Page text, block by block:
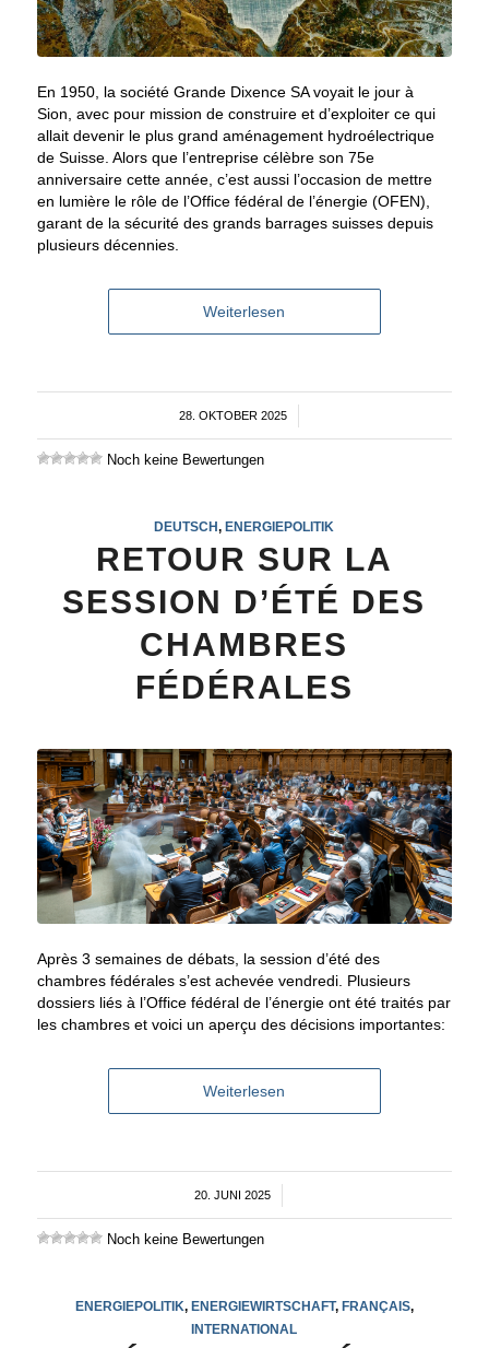
En 1950, la société Grande Dixence SA voyait le jour à
Sion, avec pour mission de construire et d’exploiter ce qui
allait devenir le plus grand aménagement hydroélectrique
de Suisse. Alors que l’entreprise célèbre son 75e
anniversaire cette année, c’est aussi l’occasion de mettre
en lumière le rôle de l’Office fédéral de l’énergie (OFEN),
garant de la sécurité des grands barrages suisses depuis
plusieurs décennies.
Weiterlesen
28. OKTOBER 2025
/
Noch keine Bewertungen
DEUTSCH,ENERGIEPOLITIK
RETOUR SUR LA
SESSION D’ÉTÉ DES
CHAMBRES
FÉDÉRALES
Après 3 semaines de débats, la session d’été des
chambres fédérales s’est achevée vendredi. Plusieurs
dossiers liés à l’Office fédéral de l’énergie ont été traités par
les chambres et voici un aperçu des décisions importantes:
Weiterlesen
20. JUNI 2025
/
Noch keine Bewertungen
ENERGIEPOLITIK, ENERGIEWIRTSCHAFT, FRANÇAIS,
INTERNATIONAL